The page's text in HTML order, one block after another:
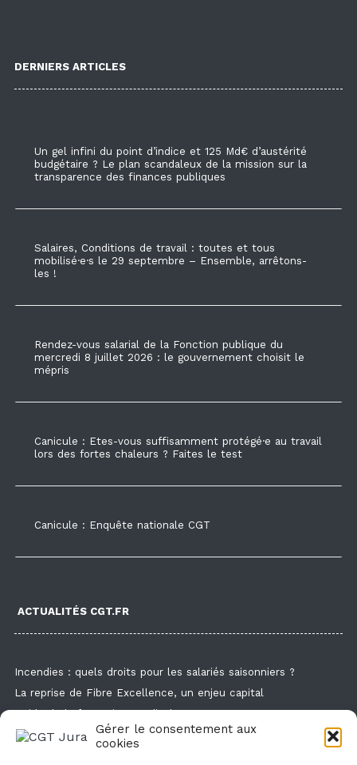
Gérer le consentement aux
cookies
DERNIERS ARTICLES
Un gel infini du point d’indice et 125 Md€ d’austérité
budgétaire ? Le plan scandaleux de la mission sur la
transparence des finances publiques
Salaires, Conditions de travail : toutes et tous
mobilisé·e·s le 29 septembre – Ensemble, arrêtons-
les !
Rendez-vous salarial de la Fonction publique du
mercredi 8 juillet 2026 : le gouvernement choisit le
mépris
Canicule : Etes-vous suffisamment protégé·e au travail
lors des fortes chaleurs ? Faites le test
Canicule : Enquête nationale CGT
ACTUALITÉS CGT.FR
Incendies : quels droits pour les salariés saisonniers ?
La reprise de Fibre Excellence, un enjeu capital
Guide de la formation syndicale
Formation syndicale : les affiches